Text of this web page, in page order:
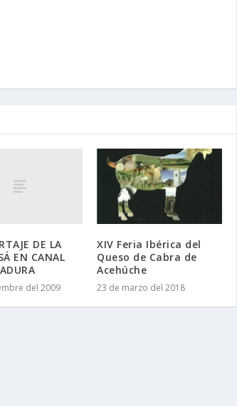
DE LA
EN CANAL
del 2009
XIV Feria Ibérica del
Queso de Cabra de
Acehúche
23 de marzo del 2018